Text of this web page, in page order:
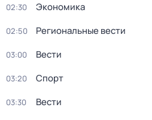
02:30 Экономика
02:50 Региональные вести
03:00 Вести
03:20 Спорт
03:30 Вести